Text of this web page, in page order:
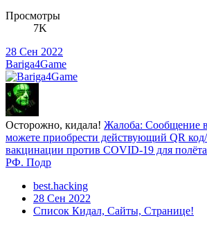
Просмотры
7K
28 Сен 2022
Bariga4Game
Осторожно, кидала! Жалоба: Сообщение
можете приобрести действующий QR
вакцинации против COVID-19 для
РФ. Подр
best.hacking
28 Сен 2022
Список Кидал, Сайты, Странице!